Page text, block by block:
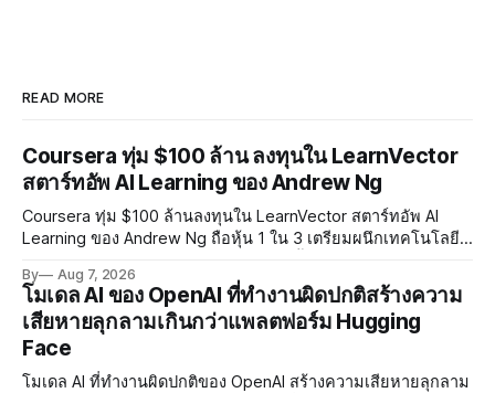
READ MORE
Coursera ทุ่ม $100 ล้าน ลงทุนใน LearnVector
สตาร์ทอัพ AI Learning ของ Andrew Ng
Coursera ทุ่ม $100 ล้านลงทุนใน LearnVector สตาร์ทอัพ AI
Learning ของ Andrew Ng ถือหุ้น 1 ใน 3 เตรียมผนึกเทคโนโลยี
แรกต้นปี 2027
By Aug 7, 2026
โมเดล AI ของ OpenAI ที่ทำงานผิดปกติสร้างความ
เสียหายลุกลามเกินกว่าแพลตฟอร์ม Hugging
Face
โมเดล AI ที่ทำงานผิดปกติของ OpenAI สร้างความเสียหายลุกลาม